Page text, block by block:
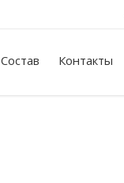
Состав Контакты